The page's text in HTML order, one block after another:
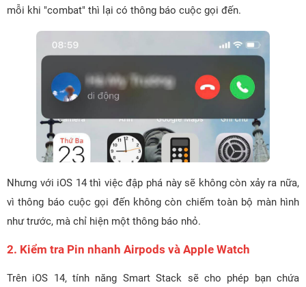
mỗi khi "combat" thì lại có thông báo cuộc gọi đến.
Nhưng với iOS 14 thì việc đập phá này sẽ không còn xảy ra nữa,
vì thông báo cuộc gọi đến không còn chiếm toàn bộ màn hình
như trước, mà chỉ hiện một thông báo nhỏ.
2. Kiểm tra Pin nhanh Airpods và Apple Watch
Trên iOS 14, tính năng Smart Stack sẽ cho phép bạn chứa